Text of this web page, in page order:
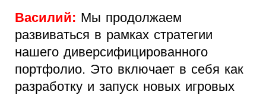
Василий: Мы продолжаем
развиваться в рамках стратегии
нашего диверсифицированного
портфолио. Это включает в себя как
разработку и запуск новых игровых